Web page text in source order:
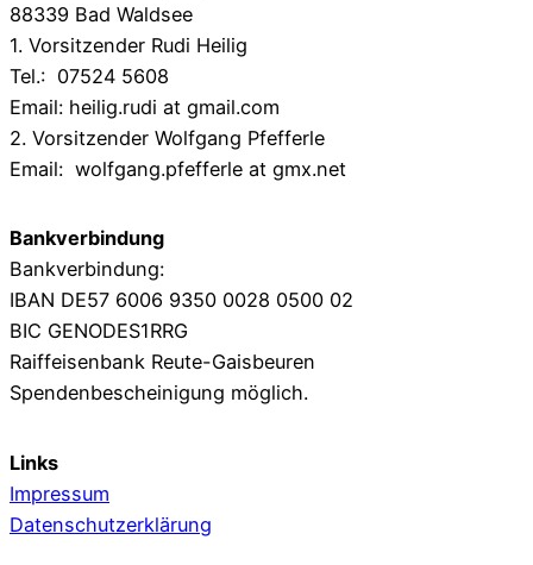
88339 Bad Waldsee
1. Vorsitzender Rudi Heilig
Tel.: 07524 5608
Email: heilig.rudi at gmail.com
2. Vorsitzender Wolfgang Pfefferle
Email: wolfgang.pfefferle at gmx.net
Bankverbindung
Bankverbindung:
IBAN DE57 6006 9350 0028 0500 02
BIC GENODES1RRG
Raiffeisenbank Reute-Gaisbeuren
Spendenbescheinigung möglich.
Links
Impressum
Datenschutzerklärung